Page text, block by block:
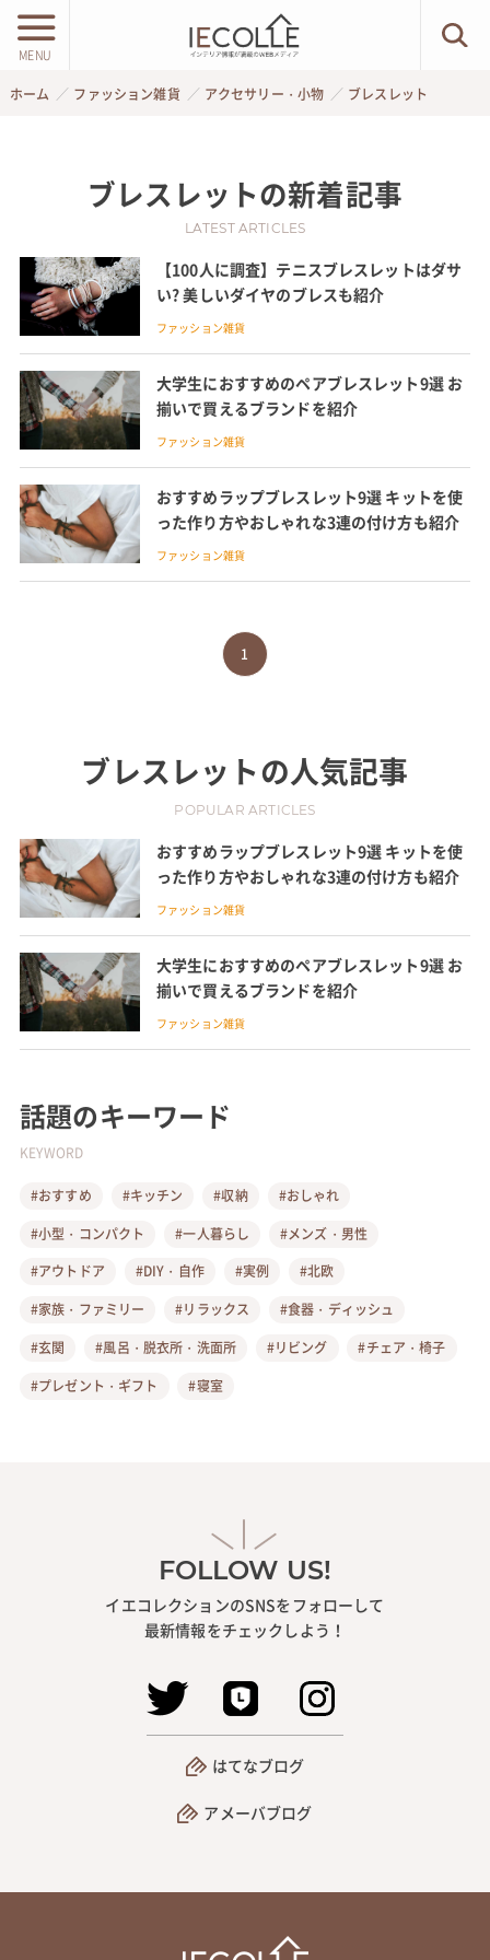
MENU
ホーム ファッション雑貨 アクセサリー・小物 ブレスレット
ブレスレットの新着記事
LATEST ARTICLES
【100人に調査】テニスブレスレットはダサ
い? 美しいダイヤのブレスも紹介
ファッション雑貨
大学生におすすめのペアブレスレット9選 お
揃いで買えるブランドを紹介
ファッション雑貨
おすすめラップブレスレット9選 キットを使
った作り方やおしゃれな3連の付け方も紹介
ファッション雑貨
1
ブレスレットの人気記事
POPULAR ARTICLES
おすすめラップブレスレット9選 キットを使
った作り方やおしゃれな3連の付け方も紹介
ファッション雑貨
大学生におすすめのペアブレスレット9選 お
揃いで買えるブランドを紹介
ファッション雑貨
話題のキーワード
KEYWORD
#おすすめ #キッチン #収納
#おしゃれ
#小型・コンパクト
#一人暮らし
#メンズ・男性
#アウトドア
#DIY・自作 #実例
#北欧
#家族・ファミリー
#リラックス
#食器・ディッシュ
#玄関
#風呂・脱衣所・洗面所 #リビング
#チェア・椅子
#プレゼント・ギフト
#寝室
FOLLOW US!
イエコレクションのSNSをフォローして
最新情報をチェックしよう！
はてなブログ
アメーバブログ